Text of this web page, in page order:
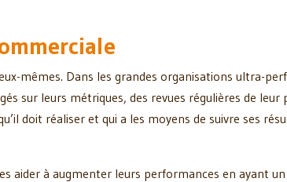
mêmes. Dans les grandes organisations ultra-
sur leurs métriques, des revues régulières de
doit réaliser et qui a les moyens de suivre ses
aider à augmenter leurs performances en ayant